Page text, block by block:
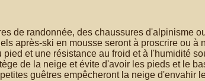
de randonnée, des chaussures d'alpinisme
après-ski en mousse seront à proscrire ou à
et une résistance au froid et à l'humidité
de la neige et évite d'avoir les pieds et le
guêtres empêcheront la neige d'envahir